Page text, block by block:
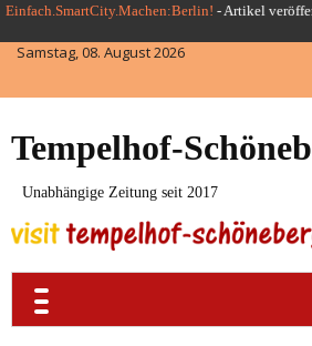
Skip
to
content
Einfach.SmartCity.Machen:Berlin! -Artikel
Samstag, 08. August 2026
Tempelhof-
Unabhängige Zeitung seit 2017